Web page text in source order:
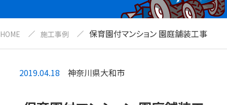
HOME 施工事例 保育園付マンション 園庭舗装工事
2019.04.18 神奈川県大和市